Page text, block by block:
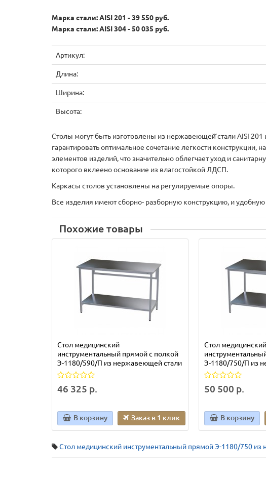
Марка стали: AISI 201 - 39 550 руб.
Марка стали: AISI 304 - 50 035 руб.
Артикул:
Длина:
Ширина:
Высота:
Столы могут быть изготовлены из нержавеющей̆ стали AISI 201
гарантировать оптимальное сочетание легкости конструкции,
элементов изделий, что значительно облегчает уход и
которого вклеено основание из влагостойкой ЛДСП.
Каркасы столов установлены на регулируемые опоры.
Все изделия имеют сборно- разборную конструкцию, и
Похожие товары
Стол медицинский
инструментальный прямой с полкой
Э-1180/590/П из нержавеющей стали
46 325 р.
В корзину Заказ в 1 клик
Стол медицинский
Э-1180/750/П из
50 500 р.
В корзину
Стол медицинский инструментальный прямой Э-1180/750